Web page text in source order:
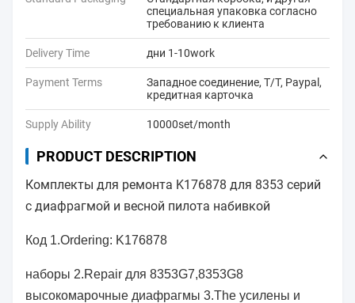
специальная упаковка согласно
требованию к клиента
Delivery Time дни 1-10work
Payment Terms
Западное соединение, T/T, Paypal,
кредитная карточка
Supply Ability 10000set/month
PRODUCT DESCRIPTION
Комплекты для ремонта K176878 для 8353 серий
с диафрагмой и весной пилота набивкой
Код 1.Ordering: K176878
наборы 2.Repair для 8353G7,8353G8
высокомарочные диафрагмы 3.The усилены и